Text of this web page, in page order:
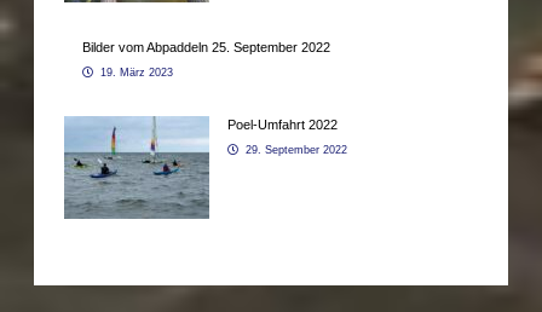
Bilder vom Abpaddeln 25. September 2022
19. März 2023
Poel-Umfahrt 2022
29. September 2022